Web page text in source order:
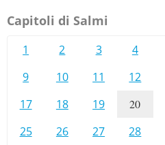
Capitoli di Salmi
1 2 3 4
9
10 11 12
17
18 19 20
25
26 27 28